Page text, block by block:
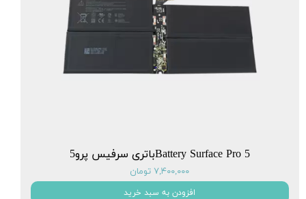
Battery Surface Pro 5باتری سرفیس پرو5
۷,۴۰۰,۰۰۰ تومان
افزودن به سبد خرید